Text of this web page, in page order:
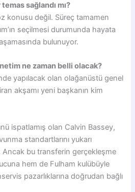
sağlandı mı?
konusu değil. Süreç tamamen
seçilmesi durumunda hayata
bulunuyor.
ne zaman belli olacak?
yapılacak olan olağanüstü genel
akşamı yeni başkanın kim
ispatlamış olan Calvin Bassey,
standartlarını yukarı
bu transferin gerçekleşme
hem de Fulham kulübüyle
pazarlıklarına doğrudan bağlı